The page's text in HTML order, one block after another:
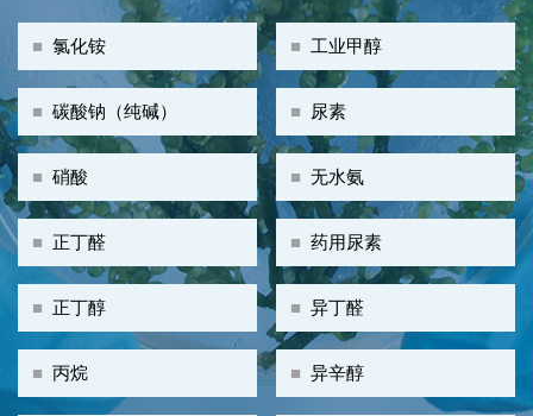
■ 工业甲醇
■ 氯化铵
■ 尿素
■ 碳酸钠（纯碱）
■无水氨
■ 硝酸
■药用尿素
■ 正丁醛
■异丁醛
■ 正丁醇
■异辛醇
■ 丙烷